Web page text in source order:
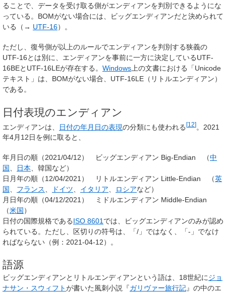
ることで、データを受け取る側がエンディアンを判別できるようにな
っている。BOMがない場合には、ビッグエンディアンだと決められて
いる（→ UTF-16）。
ただし、復号側が以上のルールでエンディアンを判別する狭義の
UTF-16とは別に、エンディアンを事前に一方に決定しているUTF-
16BEとUTF-16LEが存在する。 Windows 上の文書における「Unicode
テキスト」は、BOMがない場合、UTF-16LE（リトルエンディアン）
である。
日付表現のエンディアン
エンディアンは、 日付の年月日の表現の分類にも使われる[12]。2021
年4月12日を例に取ると、
年月日の順（2021/04/12） ビッグエンディアン Big-Endian （中
国
日本 、韓国など）
日月年の順（12/04/2021） リトルエンディアン Little-Endian （英
国
フランス ドイツ イタリア ロシアなど）
月日年の順（04/12/2021） ミドルエンディアン Middle-Endian
（米国 ）
日付の国際規格であるISO 8601 では、ビッグエンディアンのみが認め
られている。ただし、区切りの符号は、「/」ではなく、「-」でなけ
ればならない（例：2021-04-12）。
語源
ビッグエンディアンと リトルエンディアンという語は、18世紀にジョ
ナサン・スウィフトが書いた風刺小説『ガリヴァー旅行記』の中のエ